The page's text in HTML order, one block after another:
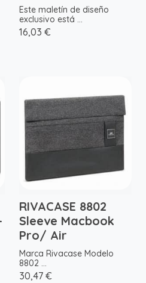
Este maletín de diseño
exclusivo está ...
16,03 €
RIVACASE 8802
Sleeve Macbook
Pro/ Air
Marca Rivacase Modelo
8802 ...
30,47 €